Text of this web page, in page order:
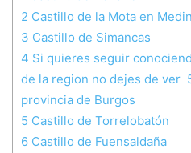
2 Castillo de la Mota en
3 Castillo de Simancas
4 Si quieres seguir
de la region no dejes de ver
provincia de Burgos
5 Castillo de Torrelobatón
6 Castillo de Fuensaldaña